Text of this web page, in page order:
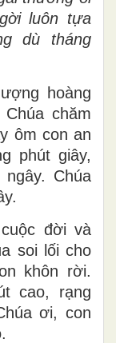
luôn tựa
dù tháng
hoàng
chăm
ôm con an
phút giây,
Chúa
đời và
soi lối cho
khôn rời.
cao, rạng
ơi, con